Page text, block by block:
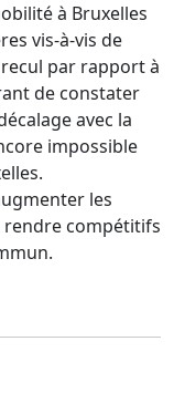
à Bruxelles
vis-à-vis de
par rapport à
de constater
avec la
impossible
les
rendre compétitifs